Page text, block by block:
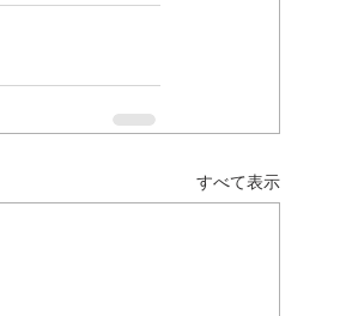
すべて表示